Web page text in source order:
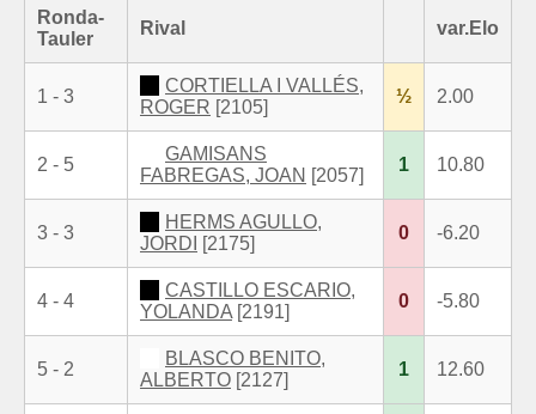
Ronda-
Tauler
Rival var.Elo
1 - 3
CORTIELLA I VALLÉS,
ROGER [2105]
½ 2.00
2 - 5
GAMISANS
FABREGAS, JOAN [2057]
1 10.80
3 - 3
HERMS AGULLO,
JORDI
[2175]
0 -6.20
4 - 4
CASTILLO ESCARIO,
YOLANDA [2191]
0 -5.80
5 - 2
BLASCO BENITO,
ALBERTO [2127]
1 12.60